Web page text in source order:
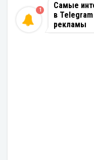
Самые
в
рекламы
1